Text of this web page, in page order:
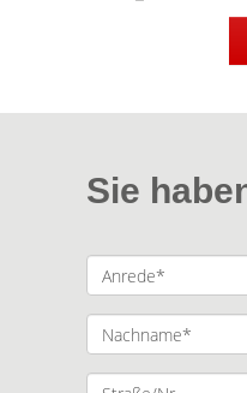
Sie